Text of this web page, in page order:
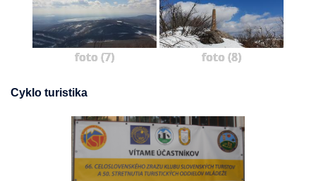
foto (7) foto (8)
Cyklo turistika